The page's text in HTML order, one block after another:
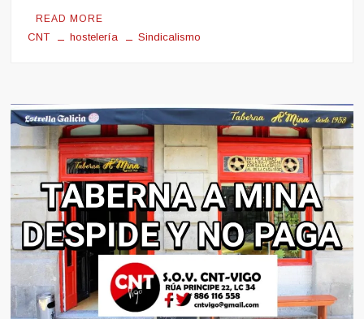
READ MORE
CNT hostelería Sindicalismo